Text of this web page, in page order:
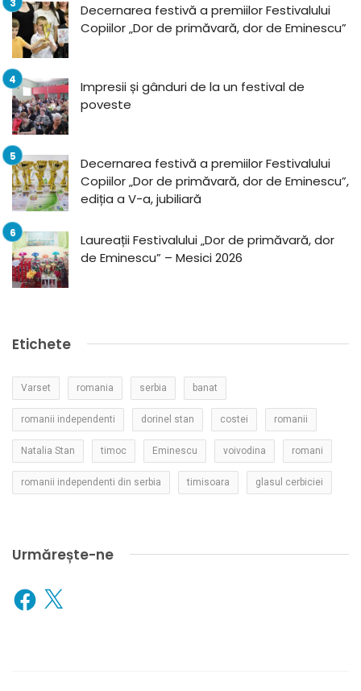
Decernarea festivă a premiilor Festivalului
Copiilor „Dor de primăvară, dor de Eminescu”
Impresii și gânduri de la un festival de
poveste
Decernarea festivă a premiilor Festivalului
Copiilor „Dor de primăvară, dor de Eminescu”,
ediția a V-a, jubiliară
Laureații Festivalului „Dor de primăvară, dor
de Eminescu” – Mesici 2026
Etichete
Varset romania serbia banat
romanii independenti dorinel stan costei romanii
Natalia Stan timoc Eminescu voivodina romani
romanii independenti din serbia timisoara glasul cerbiciei
Urmărește-ne
Facebook
X